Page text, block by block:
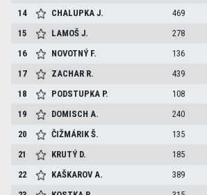
14
CHALUPKAJ. 469
15
LAMOŠJ. 278
16
NOVOTNÝ F. 136
17
ZACHAR R. 439
18
PODSTUPKA P. 108
19
DOMISCHA. 240
20
ČIŽMÁRIKŠ. 135
21
KRUTÝ D. 185
22
KAŠKAROVA. 389